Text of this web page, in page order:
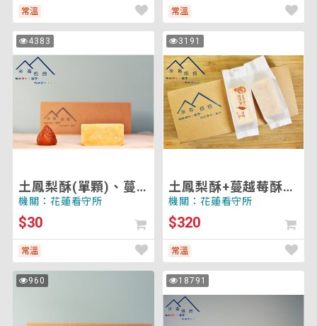
排
序)
常溫 常溫
4383
次
瀏
覽
土
鳳
梨
蔓
越
(單
顆)、
原
味
鳳
梨
酥
土鳳梨酥(單顆)、蔓
越莓酥(單顆)、原味
鳳梨酥(單顆)
機關：花蓮看守所
$30
常溫
3191
次
瀏
覽
土
鳳
梨
酥
+蔓
越
莓
酥
土鳳梨酥+蔓越莓酥禮
盒
機關：花蓮看守所
$320
常溫
960
次
土
18791
次
瀏
覽
巴
斯
克